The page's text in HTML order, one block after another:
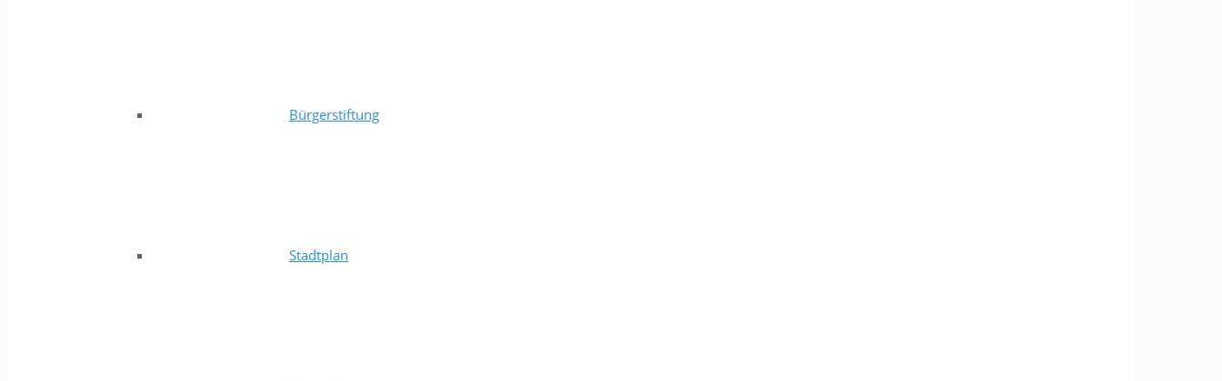
Bürgerstiftung
Stadtplan